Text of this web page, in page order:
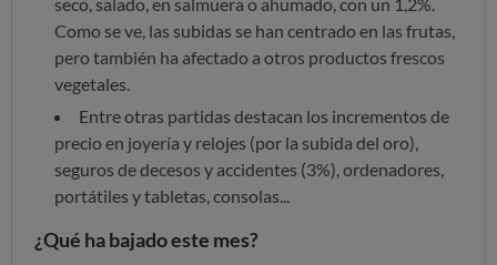
Como se ve, las subidas se han centrado en las frutas,
pero también ha afectado a otros productos frescos
vegetales.
Entre otras partidas destacan los incrementos de
precio en joyería y relojes (por la subida del oro),
seguros de decesos y accidentes (3%), ordenadores,
portátiles y tabletas, consolas...
¿Qué ha bajado este mes?